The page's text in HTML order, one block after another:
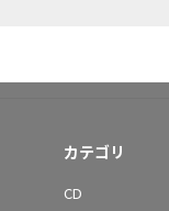
カテゴリ
CD